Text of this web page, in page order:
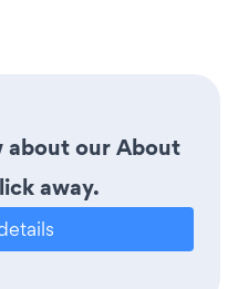
about our About
away.